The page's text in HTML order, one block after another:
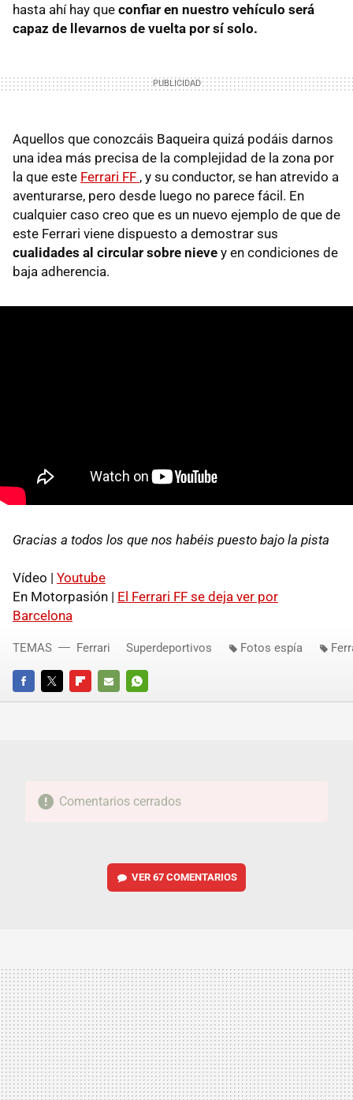
hasta ahí hay que confiar en nuestro vehículo será
capaz de llevarnos de vuelta por sí solo.
Aquellos que conozcáis Baqueira quizá podáis darnos
una idea más precisa de la complejidad de la zona por
la que este Ferrari FF , y su conductor, se han atrevido a
aventurarse, pero desde luego no parece fácil. En
cualquier caso creo que es un nuevo ejemplo de que de
este Ferrari viene dispuesto a demostrar sus
cualidades al circular sobre nieve y en condiciones de
baja adherencia.
Gracias a todos los que nos habéis puesto bajo la pista
Vídeo | Youtube
En Motorpasión | El Ferrari FF se deja ver por
Barcelona
FACEBOOKTWITTERFLIPBOARD
E-
WHATSAPP
TEMAS Ferrari Superdeportivos Fotos espía
Comentarios cerrados
VER 67 COMENTARIOS